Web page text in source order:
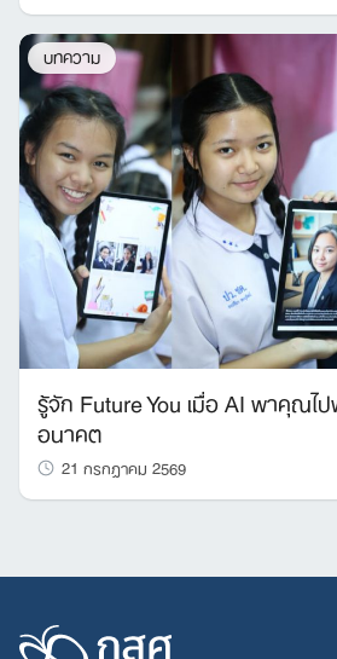
บทความ
รู้จัก Future You เมื่อ AI พาคุณไ
อนาคต
21 กรกฎาคม 2569